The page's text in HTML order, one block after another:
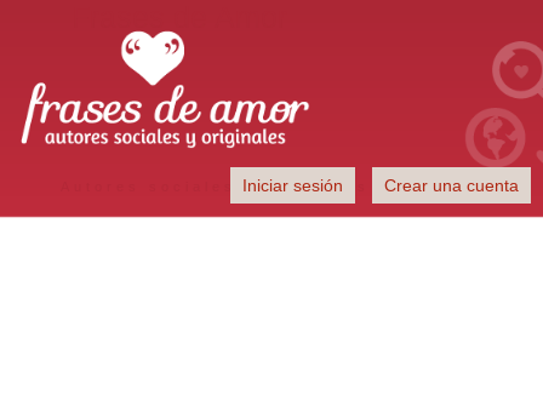
Autores sociales y originales
Iniciar sesión Crear una cuenta